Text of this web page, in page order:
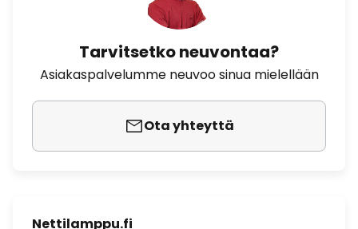
Tarvitsetko neuvontaa?
Asiakaspalvelumme neuvoo sinua mielellään
Ota yhteyttä
Nettilamppu.fi